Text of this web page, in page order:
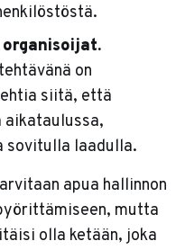
on
siitä, että
aikataulussa,
sovitulla laadulla.
apua hallinnon
mutta
olla ketään, joka